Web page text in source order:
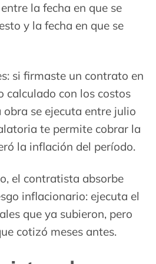
la fecha en que se
y la fecha en que se
si firmaste un contrato en
calculado con los costos
obra se ejecuta entre julio
te permite cobrar la
la inflación del período.
el contratista absorbe
inflacionario: ejecuta el
que ya subieron, pero
cotizó meses antes.